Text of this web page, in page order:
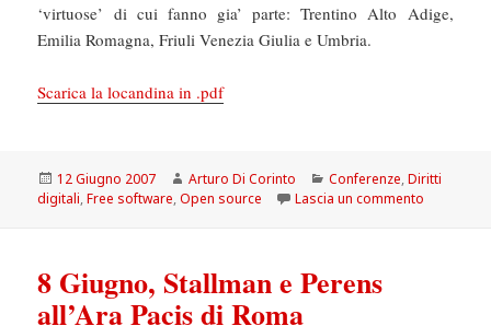
‘virtuose’ di cui fanno gia’ parte: Trentino Alto Adige,
Emilia Romagna, Friuli Venezia Giulia e Umbria.
Scarica la locandina in .pdf
Scritto
il
12 Giugno 2007 Autore
Arturo Di Corinto Categorie
Conferenze,Diritti
digitali,Free software,Open source Lascia un commento
8 Giugno, Stallman e Perens
all’Ara Pacis di Roma